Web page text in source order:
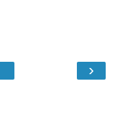
›